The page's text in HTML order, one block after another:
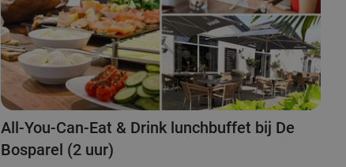
All-You-Can-Eat & Drink lunchbuffet bij De
Bosparel (2 uur)